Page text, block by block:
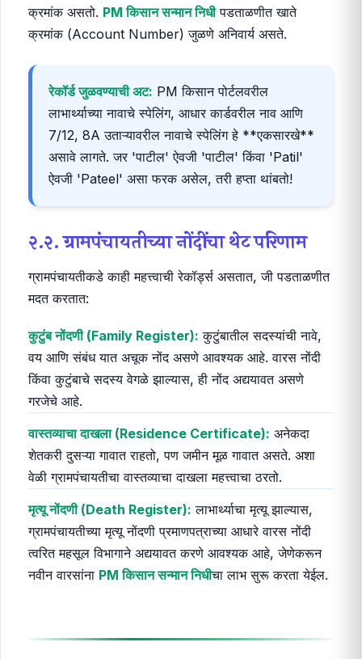
क्रमांक असतो. PM किसान सन्मान निधीपडताळणीत खाते
क्रमांक (Account Number) जुळणे अनिवार्य असते.
रेकॉर्ड जुळवण्याची अट: PM किसान पोर्टलवरील
लाभार्थ्याच्या नावाचे स्पेलिंग, आधार कार्डवरील नाव आणि
7/12, 8A उताऱ्यावरील नावाचे स्पेलिंग हे **एकसारखे**
असावे लागते. जर 'पाटील' ऐवजी 'पाटील' किंवा 'Patil'
ऐवजी 'Pateel' असा फरक असेल, तरी हप्ता थांबतो!
२.२. ग्रामपंचायतीच्या नोंदींचा थेट परिणाम
ग्रामपंचायतीकडे काही महत्त्वाची रेकॉर्ड्स असतात, जी पडताळणीत
मदत करतात:
कुटुंब नोंदणी (Family Register): कुटुंबातील सदस्यांची नावे,
वय आणि संबंध यात अचूक नोंद असणे आवश्यक आहे. वारस नोंदी
किंवा कुटुंबाचे सदस्य वेगळे झाल्यास, ही नोंद अद्ययावत असणे
गरजेचे आहे.
वास्तव्याचा दाखला (Residence Certificate): अनेकदा
शेतकरी दुसऱ्या गावात राहतो, पण जमीन मूळ गावात असते. अशा
वेळी ग्रामपंचायतीचा वास्तव्याचा दाखला महत्त्वाचा ठरतो.
मृत्यू नोंदणी (Death Register): लाभार्थ्याचा मृत्यू झाल्यास,
ग्रामपंचायतीच्या मृत्यू नोंदणी प्रमाणपत्राच्या आधारे वारस नोंदी
त्वरित महसूल विभागाने अद्ययावत करणे आवश्यक आहे, जेणेकरून
नवीन वारसांना PM किसान सन्मान निधीचा लाभ सुरू करता येईल.